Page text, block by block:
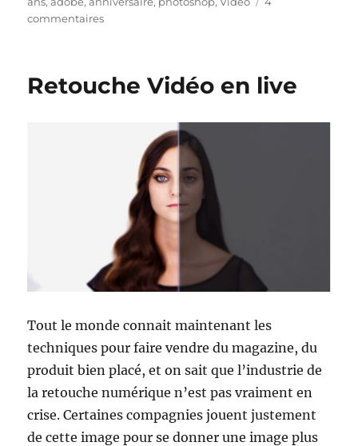
commentairessur
25
Retouche Vidéo en live
Tout le monde connait maintenant les
techniques pour faire vendre du magazine, du
produit bien placé, et on sait que l’industrie de
la retouche numérique n’est pas vraiment en
crise. Certaines compagnies jouent justement
de cette image pour se donner une image plus